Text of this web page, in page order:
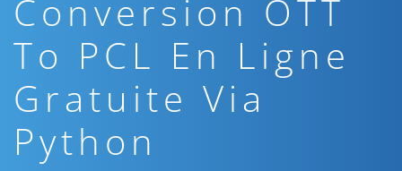
Conversion OTT
To PCL En Ligne
Gratuite Via
Python